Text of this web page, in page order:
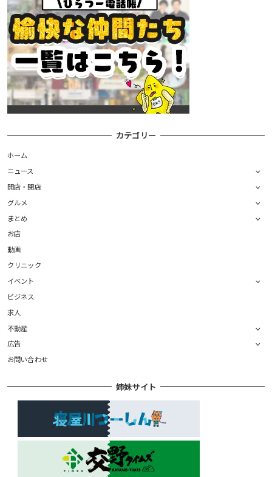
カテゴリー
ホーム
ニュース
開店・閉店
グルメ
まとめ
お店
動画
クリニック
イベント
ビジネス
求人
不動産
広告
お問い合わせ
姉妹サイト